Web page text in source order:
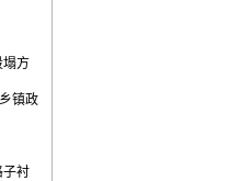
塌方
镇政
子衬